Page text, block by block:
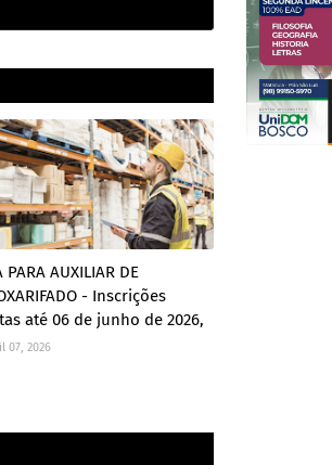
PARA AUXILIAR DE
- Inscrições
até 06 de junho de 2026,
07, 2026